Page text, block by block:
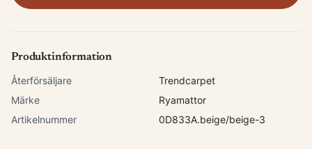
Produktinformation
Återförsäljare
Trendcarpet
Märke
Ryamattor
Artikelnummer
0D833A.beige/beige-3